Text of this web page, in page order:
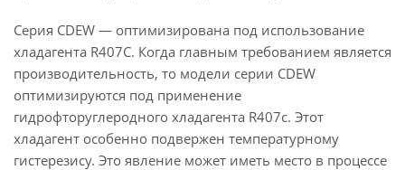
Серия CDEW — оптимизирована под использование
хладагента R407C. Когда главным требованием является
производительность, то модели серии CDEW
оптимизируются под применение
гидрофторуглеродного хладагента R407c. Этот
хладагент особенно подвержен температурному
гистерезису. Это явление может иметь место в процессе